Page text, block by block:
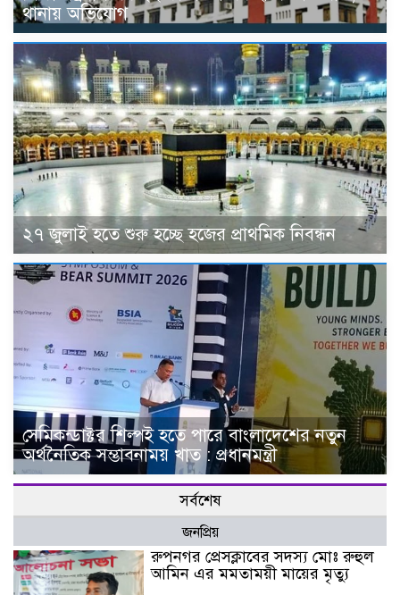
থানায় অভিযোগ
২৭ জুলাই হতে শুরু হচ্ছে হজের প্রাথমিক নিবন্ধন
সেমিকন্ডাক্টর শিল্পই হতে পারে বাংলাদেশের নতুন
অর্থনৈতিক সম্ভাবনাময় খাত : প্রধানমন্ত্রী
সর্বশেষ
জনপ্রিয়
রুপনগর প্রেসক্লাবের সদস্য মোঃ রুহুল
আমিন এর মমতাময়ী মায়ের মৃত্যু